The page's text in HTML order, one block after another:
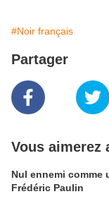
#Noir français
Partager
Vous aimerez
Nul ennemi comme
Frédéric Paulin